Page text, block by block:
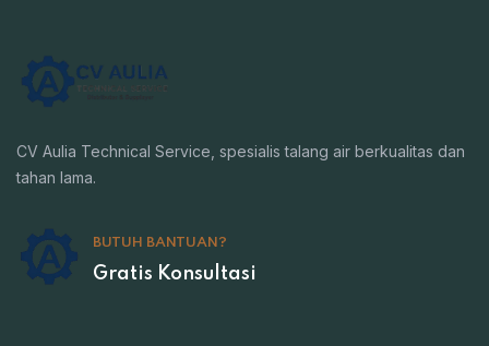
CV Aulia Technical Service, spesialis talang air berkualitas dan
tahan lama.
BUTUH BANTUAN?
Gratis Konsultasi